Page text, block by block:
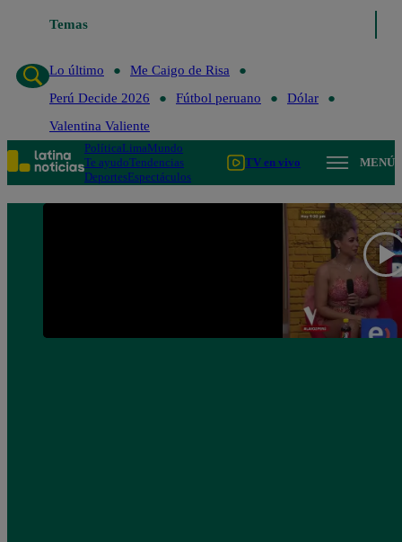
Temas
Lo último
Me Caigo de Risa
Perú Decide 2026
Fútbol peruano
Dólar
Valentina Valiente
PolíticaLimaMundo
Te ayudoTendencias
DeportesEspectáculos
TV en vivo MENÚ